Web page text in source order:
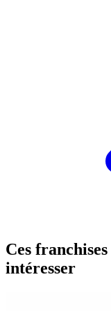
Ces
intéresser